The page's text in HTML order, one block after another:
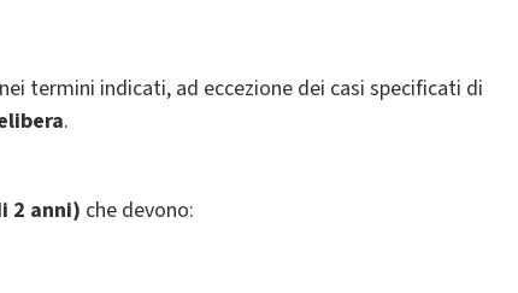
nei termini indicati, ad eccezione dei casi specificati di
.
2 anni) che devono: